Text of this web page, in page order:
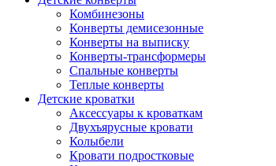
Комбинезоны
Конверты демисезонные
Конверты на выписку
Конверты-трансформеры
Спальные конверты
Теплые конверты
Детские кроватки
Аксессуары к кроваткам
Двухъярусные кровати
Колыбели
Кровати подростковые